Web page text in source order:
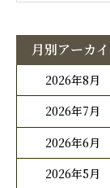
月別アーカ
2026年8月
2026年7月
2026年6月
2026年5月